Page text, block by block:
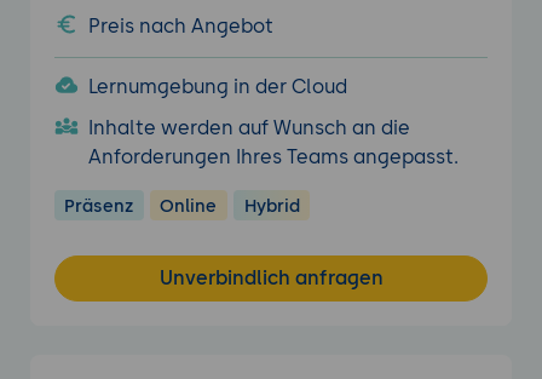
Preis nach Angebot
Lernumgebung in der Cloud
Inhalte werden auf Wunsch an die
Anforderungen Ihres Teams angepasst.
Präsenz Online Hybrid
Unverbindlich anfragen